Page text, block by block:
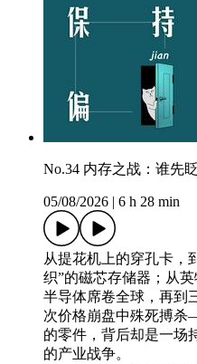
No.34 内存之战：谁先
05/08/2026 6 h 28 min
从提花机上的穿孔卡，
织”的磁芯存储器；从
半导体席卷全球，再到
次价格崩盘中殊死搏
的零件，背后却是一场
的产业战争。